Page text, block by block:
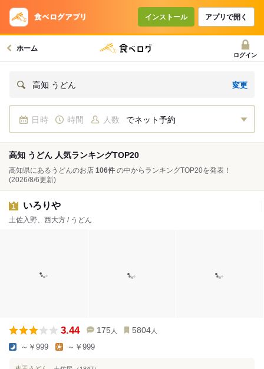
インストール アプリで開く
ホーム
ログイン
高知 うどん 変更
日時 時間 人数 でネット予約
高知 うどん 人気ランキングTOP20
高知県にあるうどんのお店 106件 の中からランキングTOP20を発表！
(2026/8/6更新)
1 いろりや
土佐入野、西大方 / うどん
3.44 175 人 5804 人
～￥999 ～￥999